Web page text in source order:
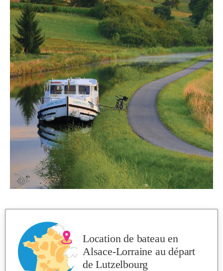
Location de bateau en
Alsace-Lorraine au départ
de Lutzelbourg